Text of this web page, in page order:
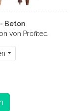
Beton
von Profitec.